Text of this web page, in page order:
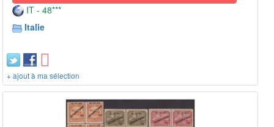
IT - 48***
Italie
+ ajout à ma sélection